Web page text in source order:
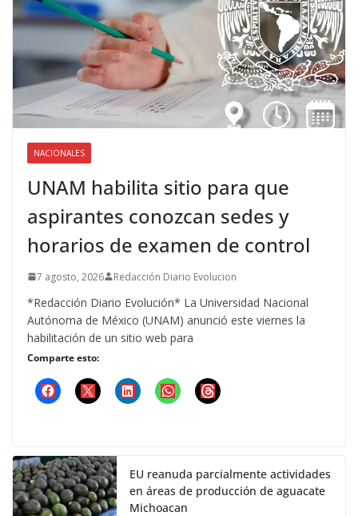
NACIONALES
UNAM habilita sitio para que
aspirantes conozcan sedes y
horarios de examen de control
7 agosto, 2026 Redacción Diario Evolucion
*Redacción Diario Evolución* La Universidad Nacional
Autónoma de México (UNAM) anunció este viernes la
habilitación de un sitio web para
Comparte esto:
EU reanuda parcialmente actividades
en áreas de producción de aguacate
Michoacan